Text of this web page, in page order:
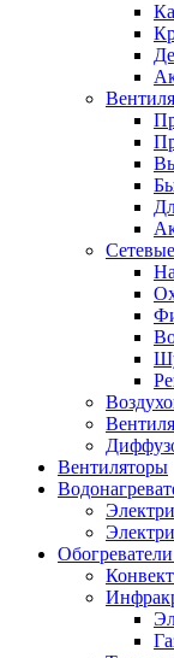
Вентиляторы
Обогреватели